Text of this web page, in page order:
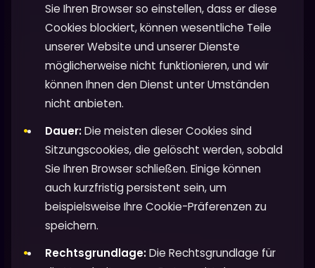
Sie Ihren Browser so einstellen, dass er diese
Cookies blockiert, können wesentliche Teile
unserer Website und unserer Dienste
möglicherweise nicht funktionieren, und wir
können Ihnen den Dienst unter Umständen
nicht anbieten.
Dauer:Die meisten dieser Cookies sind
Sitzungscookies, die gelöscht werden, sobald
Sie Ihren Browser schließen. Einige können
auch kurzfristig persistent sein, um
beispielsweise Ihre Cookie-Präferenzen zu
speichern.
Rechtsgrundlage:Die Rechtsgrundlage für